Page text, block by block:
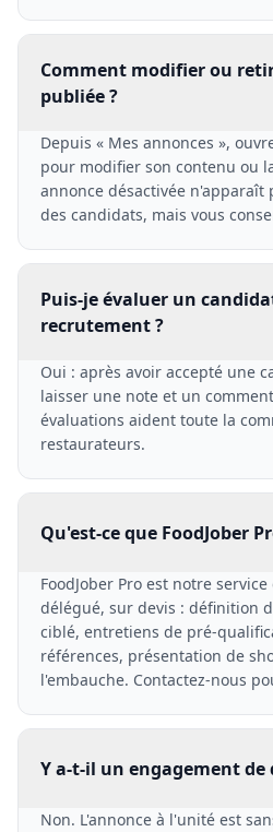
Comment modifier ou
publiée ?
Depuis « Mes annonces »,
pour modifier son contenu ou
annonce désactivée n'apparaît
des candidats, mais vous
Puis-je évaluer un
recrutement ?
Oui : après avoir accepté une
laisser une note et un
évaluations aident toute la
restaurateurs.
Qu'est-ce que FoodJober
FoodJober Pro est notre
délégué, sur devis : définition
ciblé, entretiens de pré-
références, présentation de
l'embauche. Contactez-nous
Y a-t-il un engagement de
Non. L'annonce à l'unité est